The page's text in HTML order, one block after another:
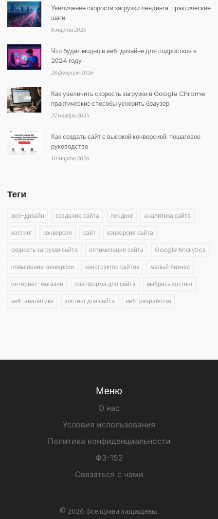
Увеличение скорости загрузки лендинга: практические
шаги
8 марта 2025
Что будет модно в веб-дизайне для подростков в
2024 году
28 февраля 2026
Как увеличить скорость загрузки в Google Chrome:
практические способы ускорить браузер
27 ноября 2025
Как создать сайт с высокой конверсией: пошаговое
руководство
10 марта 2026
Теги
веб-дизайн создание сайта лендинг аналитика сайта
хостинг конверсия сайт конверсия сайта
скорость загрузки сайта оптимизация сайта Google Analytics
повышение конверсии конструктор сайтов малый бизнес
интернет-магазин платформа для сайта выбрать хостинг
веб-аналитика хостинг для сайта веб-разработка
Меню
О нас
Условия использования
Политика конфиденциальности
ФЗ-152
Связаться с нами
© 2026. Все права защищены.